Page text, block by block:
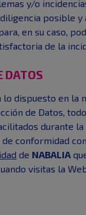
y/o
posible
en su caso,
de la
DATOS
lo dispuesto en la
de Datos,
durante la
conformidad
de NABALIA
visitas la